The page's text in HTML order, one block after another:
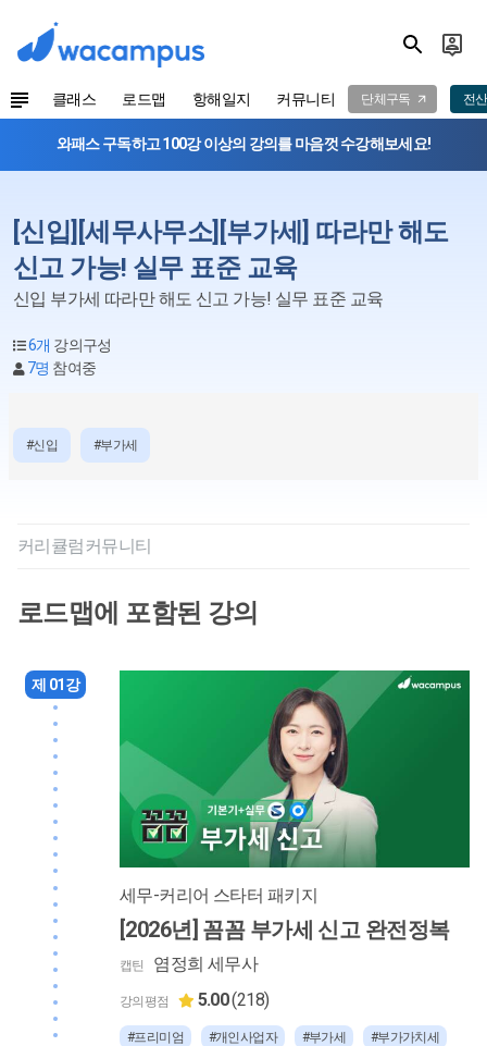
클래스 로드맵 항해일지 커뮤니티 단체구독 전
와패스 구독하고 100강 이상의 강의를 마음껏 수강해보세요!
[신입][세무사무소][부가세] 따라만 해도
신고 가능! 실무 표준 교육
신입 부가세 따라만 해도 신고 가능! 실무 표준 교육
6개 강의구성
7명 참여중
#신입 #부가세
커리큘럼 커뮤니티
로드맵에 포함된 강의
제 01강
세무-커리어 스타터 패키지
[2026년] 꼼꼼 부가세 신고 완전정복
캡틴 염정희 세무사
강의평점 5.00(218)
#프리미엄 #개인사업자 #부가세
#부가가치세